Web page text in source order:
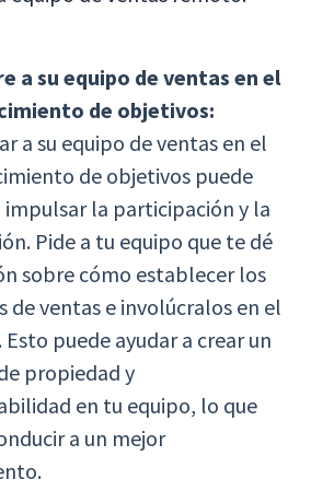
a su equipo de ventas en el
de objetivos:
a su equipo de ventas en el
de objetivos puede
impulsar la participación y la
Pide a tu equipo que te dé
sobre cómo establecer los
de ventas e involúcralos en el
Esto puede ayudar a crear un
propiedad y
en tu equipo, lo que
a un mejor